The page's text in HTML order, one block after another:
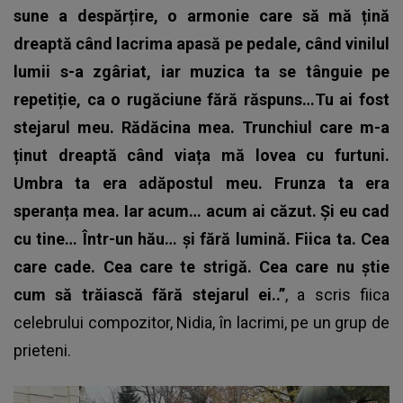
sune a despărțire, o armonie care să mă țină
dreaptă când lacrima apasă pe pedale, când vinilul
lumii s-a zgâriat, iar muzica ta se tânguie pe
repetiție, ca o rugăciune fără răspuns…Tu ai fost
stejarul meu. Rădăcina mea. Trunchiul care m-a
ținut dreaptă când viața mă lovea cu furtuni.
Umbra ta era adăpostul meu. Frunza ta era
speranța mea. Iar acum… acum ai căzut. Și eu cad
cu tine… Într-un hău… și fără lumină. Fiica ta. Cea
care cade. Cea care te strigă. Cea care nu știe
cum să trăiască fără stejarul ei..”, a scris fiica
celebrului compozitor, Nidia, în lacrimi, pe un grup de
prieteni.